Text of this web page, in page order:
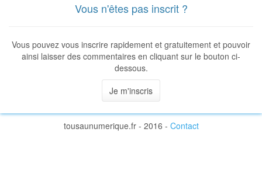
Vous n'êtes pas inscrit ?
Vous pouvez vous inscrire rapidement et gratuitement et pouvoir
ainsi laisser des commentaires en cliquant sur le bouton ci-
dessous.
Je m'inscris
tousaunumerique.fr - 2016 - Contact